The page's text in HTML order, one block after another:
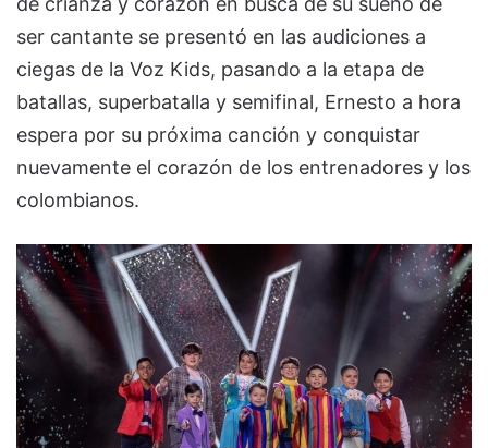
ser cantante se presentó en las audiciones a
ciegas de la Voz Kids, pasando a la etapa de
batallas, superbatalla y semifinal, Ernesto a hora
espera por su próxima canción y conquistar
nuevamente el corazón de los entrenadores y los
colombianos.